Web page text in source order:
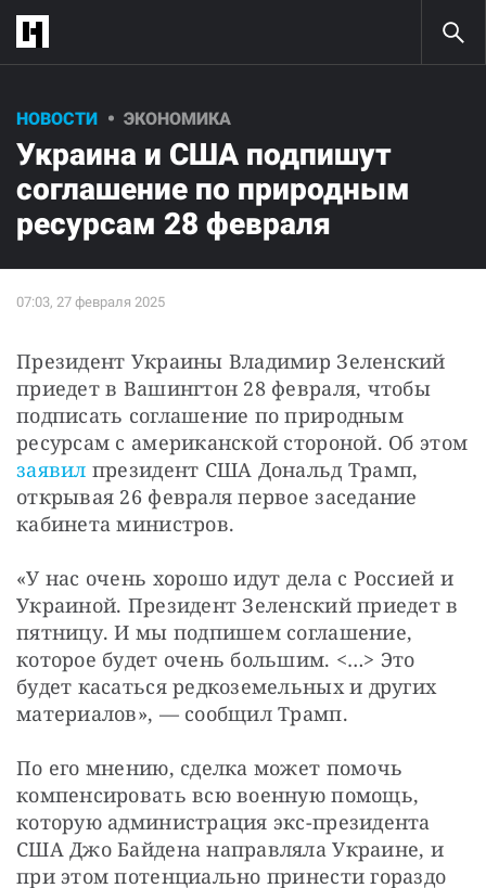
НОВОСТИ ЭКОНОМИКА
Украина и США подпишут
соглашение по природным
ресурсам 28 февраля
Президент Украины Владимир Зеленский
приедет в Вашингтон 28 февраля, чтобы
подписать соглашение по природным
заявил президент США Дональд Трамп,
открывая 26 февраля первое заседание
кабинета министров.
«У нас очень хорошо идут дела с Россией и
Украиной. Президент Зеленский приедет в
пятницу. И мы подпишем соглашение,
которое будет очень большим. <…> Это
будет касаться редкоземельных и других
материалов», — сообщил Трамп.
По его мнению, сделка может помочь
компенсировать всю военную помощь,
которую администрация экс-президента
США Джо Байдена направляла Украине, и
при этом потенциально принести гораздо